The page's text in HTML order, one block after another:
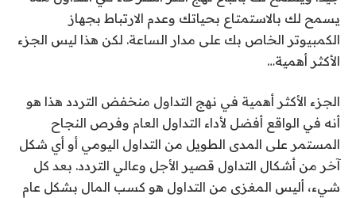
يسمح لك بالاستمتاع بحياتك وعدم الارتباط بجهاز
الكمبيوتر الخاص بك على مدار الساعة. لكن هذا ليس الجزء
الأكثر أهمية…
الجزء الأكثر أهمية في نهج التداول منخفض التردد هذا هو
أنه في الواقع أفضل لأداء التداول العام وفرص النجاح
المستمر على المدى الطويل من التداول اليومي أو أي شكل
آخر من أشكال التداول قصير الأجل وعالي التردد. بعد كل
شيء، أليس المغزى من التداول هو كسب المال بشكل عام